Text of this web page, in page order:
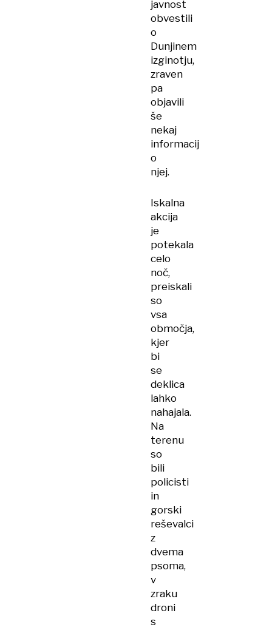
javnost
obvestili
o
Dunjinem
izginotju,
zraven
pa
objavili
še
nekaj
informacij
o
njej.
Iskalna
akcija
je
potekala
celo
noč,
preiskali
so
vsa
območja,
kjer
bi
se
deklica
lahko
nahajala.
Na
terenu
so
bili
policisti
in
gorski
reševalci
z
dvema
psoma,
v
zraku
droni
s